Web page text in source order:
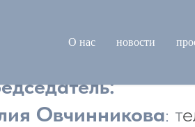
О нас новости
Овчинникова: т